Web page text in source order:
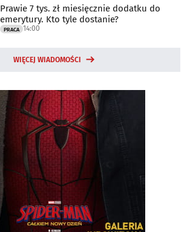
Prawie 7 tys. zł miesięcznie dodatku do
emerytury. Kto tyle dostanie?
PRACA 14:00
WIĘCEJ WIADOMOŚCI